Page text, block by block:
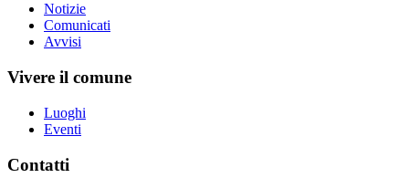
Notizie
Comunicati
Avvisi
Vivere il comune
Luoghi
Eventi
Contatti